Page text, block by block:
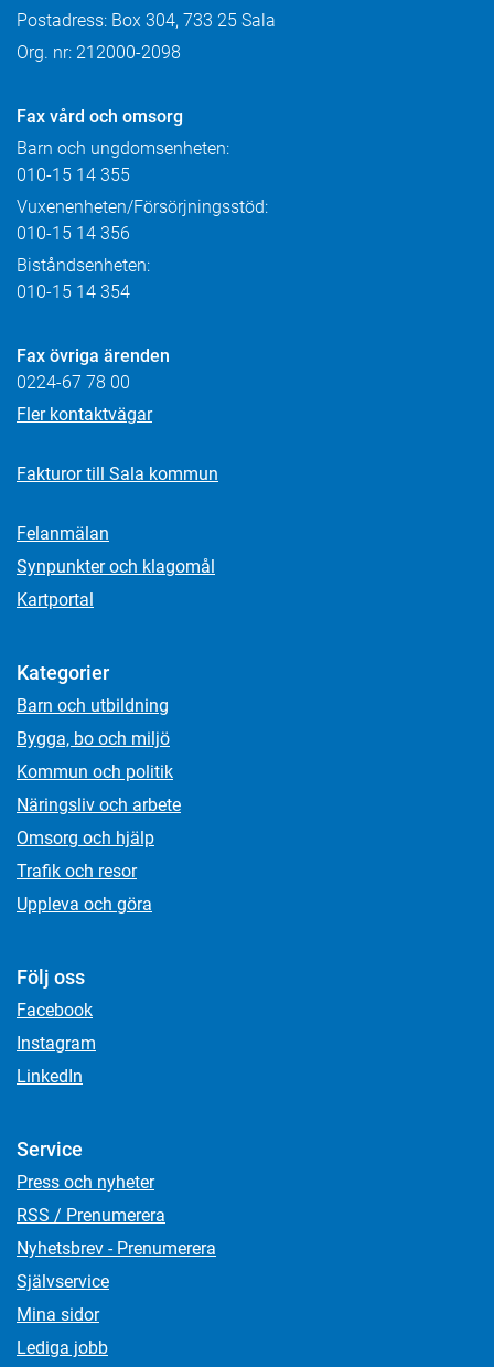
Postadress: Box 304, 733 25 Sala
Org. nr: 212000-2098
Fax vård och omsorg
Barn och ungdomsenheten:
010-15 14 355
Vuxenenheten/Försörjningsstöd:
010-15 14 356
Biståndsenheten:
010-15 14 354
Fax övriga ärenden
0224-67 78 00
Fler kontaktvägar
Fakturor till Sala kommun
Felanmälan
Synpunkter och klagomål
Kartportal
Kategorier
Barn och utbildning
Bygga, bo och miljö
Kommun och politik
Näringsliv och arbete
Omsorg och hjälp
Trafik och resor
Uppleva och göra
Följ oss
Facebook
Instagram
LinkedIn
Service
Press och nyheter
RSS / Prenumerera
Nyhetsbrev - Prenumerera
Självservice
Mina sidor
Lediga jobb